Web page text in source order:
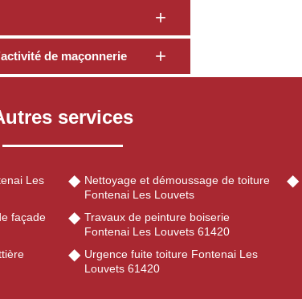
de maçonnerie
services
Les
façade
Nettoyage et démoussage de toiture
Fontenai Les Louvets
Travaux de peinture boiserie
Fontenai Les Louvets 61420
Urgence fuite toiture Fontenai Les
Louvets 61420